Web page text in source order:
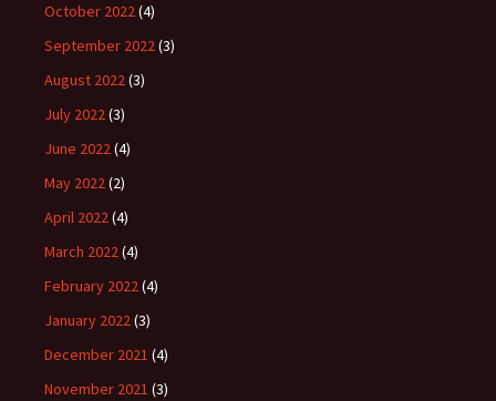
October 2022(4)
September 2022(3)
August 2022(3)
July 2022(3)
June 2022(4)
May 2022(2)
April 2022(4)
March 2022(4)
February 2022(4)
January 2022(3)
December 2021 (4)
November 2021 (3)